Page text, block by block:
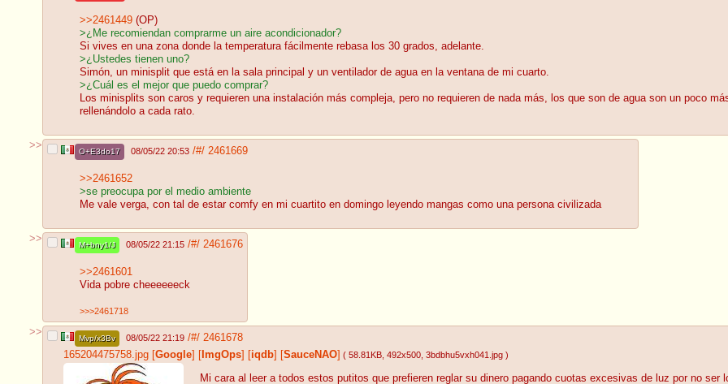
>>2461449 (OP)
>¿Me recomiendan comprarme un aire acondicionador?
Si vives en una zona donde la temperatura fácilmente rebasa los 30 grados, adelante.
>¿Ustedes tienen uno?
Simón, un minisplit que está en la sala principal y un ventilador de agua en la ventana de mi cuarto.
>¿Cuál es el mejor que puedo comprar?
Los minisplits son caros y requieren una instalación más compleja, pero no requieren de nada más, los que son de agua son un poco
rellenándolo a cada rato.
>>
O+E3do17 08/05/22 20:53 /#/ 2461669
>>2461652
>se preocupa por el medio ambiente
Me vale verga, con tal de estar comfy en mi cuartito en domingo leyendo mangas como una persona civilizada
>>
M+bny1/J 08/05/22 21:15 /#/ 2461676
>>2461601
Vida pobre cheeeeeeck
>>>2461718
>>
Mvp/x3Bv 08/05/22 21:19 /#/ 2461678
165204475758.jpg Google ImgOps iqdb SauceNAO ( 58.81KB , 492x500 , 3bdbhu5vxh041.jpg )
Mi cara al leer a todos estos putitos que prefieren reglar su dinero pagando cuotas excesivas de luz por no